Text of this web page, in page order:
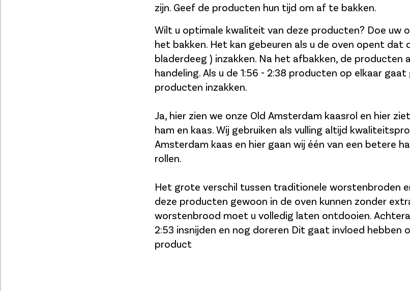
zijn. Geef de producten hun tijd om af te bakken.
Wilt u optimale kwaliteit van deze producten? Doe uw
het bakken. Het kan gebeuren als u de oven opent dat
bladerdeeg ) inzakken. Na het afbakken, de producten
handeling. Als u de 1:56 - 2:38 producten op elkaar
producten inzakken.
Ja, hier zien we onze Old Amsterdam kaasrol en hier
ham en kaas. Wij gebruiken als vulling altijd
Amsterdam kaas en hier gaan wij één van een betere
rollen.
Het grote verschil tussen traditionele worstenbroden
deze producten gewoon in de oven kunnen zonder
worstenbrood moet u volledig laten ontdooien.
2:53 insnijden en nog doreren Dit gaat invloed hebben
product